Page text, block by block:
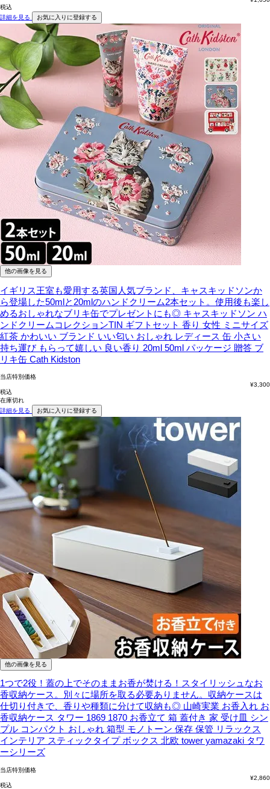
税込
詳細を見る
お気に入りに登録する
他の画像を見る
イギリス王室も愛用する英国人気ブランド、キャスキッドソンか
ら登場した50mlと20mlのハンドクリーム2本セット。使用後も楽し
めるおしゃれなブリキ缶でプレゼントにも◎ キャスキッドソン ハ
ンドクリームコレクションTIN ギフトセット 香り 女性 ミニサイズ
紅茶 かわいい ブランド いい匂い おしゃれ レディース 缶 小さい
持ち運び もらって嬉しい 良い香り 20ml 50ml パッケージ 贈答 ブ
リキ缶 Cath Kidston
当店特別価格
¥3,300
税込
在庫切れ
詳細を見る
お気に入りに登録する
他の画像を見る
1つで2役！蓋の上でそのままお香が焚ける！スタイリッシュなお
香収納ケース。別々に場所を取る必要ありません。収納ケースは
仕切り付きで、香りや種類に分けて収納も◎ 山崎実業 お香入れ お
香収納ケース タワー 1869 1870 お香立て 箱 蓋付き 家 受け皿 シン
プル コンパクト おしゃれ 箱型 モノトーン 保存 保管 リラックス
インテリア スティックタイプ ボックス 北欧 tower yamazaki タワ
ーシリーズ
当店特別価格
¥2,860
税込